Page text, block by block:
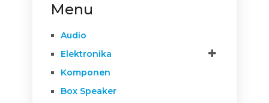
Menu
Audio
Elektronika
Komponen
Box Speaker